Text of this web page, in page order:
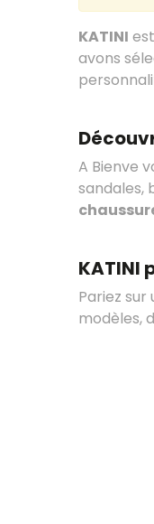
KATINI
avons
A Bienve
sandales,
KATINI
Pariez sur
modèles,